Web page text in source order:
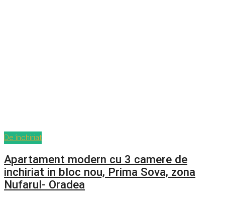
De închiriat
Apartament modern cu 3 camere de
inchiriat in bloc nou, Prima Sova, zona
Nufarul- Oradea